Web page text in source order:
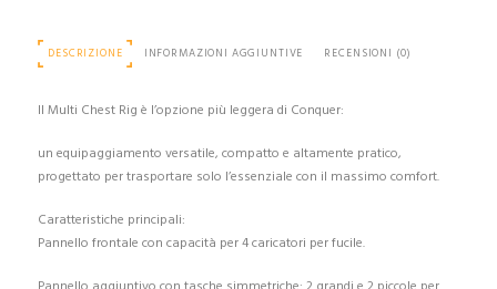
DESCRIZIONE INFORMAZIONI AGGIUNTIVE RECENSIONI (0)
Il Multi Chest Rig è l’opzione più leggera di Conquer:
un equipaggiamento versatile, compatto e altamente pratico,
progettato per trasportare solo l’essenziale con il massimo comfort.
Caratteristiche principali:
Pannello frontale con capacità per 4 caricatori per fucile.